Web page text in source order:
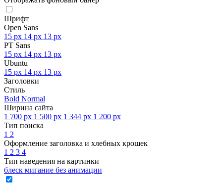
Шрифт
Open Sans
15 px 14 px 13 px
PT Sans
15 px 14 px 13 px
Ubuntu
15 px 14 px 13 px
Заголовки
Стиль
Bold Normal
Ширина сайта
1 700 px 1 500 px 1 344 px 1 200 px
Тип поиска
1 2
Оформление заголовка и хлебных крошек
1 2 3 4
Тип наведения на картинки
блеск мигание без анимации